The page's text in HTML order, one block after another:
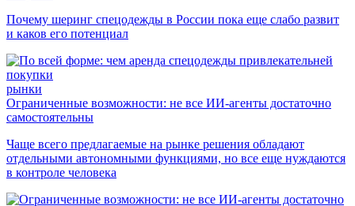
Почему шеринг спецодежды в России пока еще слабо развит
и каков его потенциал
рынки
Ограниченные возможности: не все ИИ-агенты достаточно
самостоятельны
Чаще всего предлагаемые на рынке решения обладают
отдельными автономными функциями, но все еще нуждаются
в контроле человека